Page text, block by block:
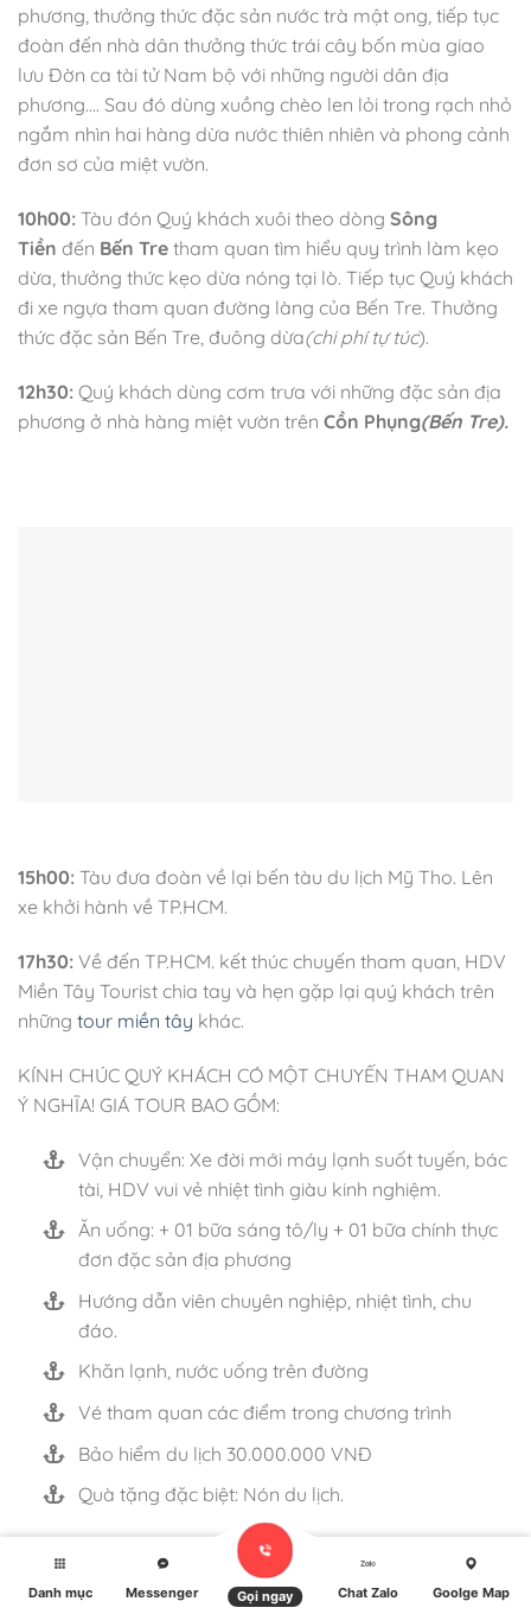
phương, thưởng thức đặc sản nước trà mật ong, tiếp tục
đoàn đến nhà dân thưởng thức trái cây bốn mùa giao
lưu Đờn ca tài tử Nam bộ với những người dân địa
phương…. Sau đó dùng xuồng chèo len lỏi trong rạch nhỏ
ngắm nhìn hai hàng dừa nước thiên nhiên và phong cảnh
đơn sơ của miệt vườn.
10h00: Tàu đón Quý khách xuôi theo dòng Sông
Tiền đến Bến Tre tham quan tìm hiểu quy trình làm kẹo
dừa, thưởng thức kẹo dừa nóng tại lò. Tiếp tục Quý khách
đi xe ngựa tham quan đường làng của Bến Tre. Thưởng
thức đặc sản Bến Tre, đuông dừa(chi phí tự túc).
12h30: Quý khách dùng cơm trưa với những đặc sản địa
phương ở nhà hàng miệt vườn trên Cồn Phụng(Bến Tre).
15h00: Tàu đưa đoàn về lại bến tàu du lịch Mỹ Tho. Lên
xe khởi hành về TP.HCM.
17h30: Về đến TP.HCM. kết thúc chuyến tham quan, HDV
Miền Tây Tourist chia tay và hẹn gặp lại quý khách trên
những tour miền tây khác.
KÍNH CHÚC QUÝ KHÁCH CÓ MỘT CHUYẾN THAM QUAN
Ý NGHĨA! GIÁ TOUR BAO GỒM:
Vận chuyển: Xe đời mới máy lạnh suốt tuyến, bác
tài, HDV vui vẻ nhiệt tình giàu kinh nghiệm.
Ăn uống: + 01 bữa sáng tô/ly + 01 bữa chính thực
đơn đặc sản địa phương
Hướng dẫn viên chuyên nghiệp, nhiệt tình, chu
đáo.
Khăn lạnh, nước uống trên đường
Vé tham quan các điểm trong chương trình
Bảo hiểm du lịch 30.000.000 VNĐ
Quà tặng đặc biệt: Nón du lịch.
Danh mục Messenger Gọi ngay Chat Zalo Goolge Map